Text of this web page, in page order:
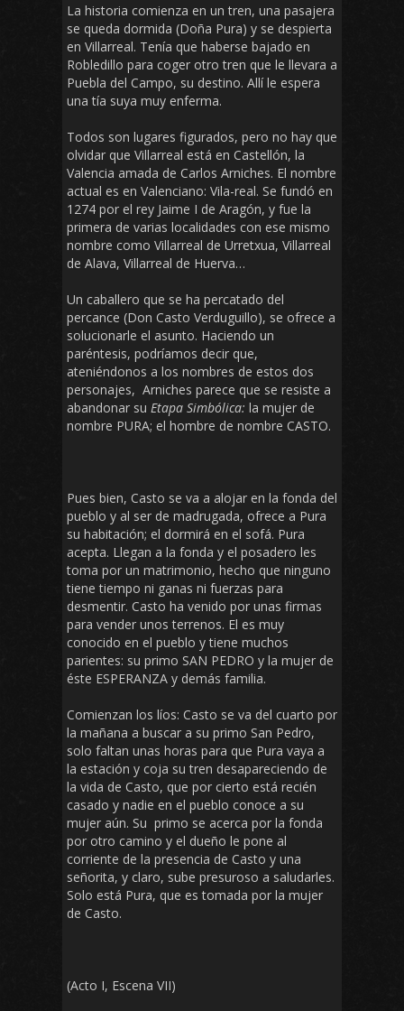
La historia comienza en un tren, una pasajera
se queda dormida (Doña Pura) y se despierta
en Villarreal. Tenía que haberse bajado en
Robledillo para coger otro tren que le llevara a
Puebla del Campo, su destino. Allí le espera
una tía suya muy enferma.
Todos son lugares figurados, pero no hay que
olvidar que Villarreal está en Castellón, la
Valencia amada de Carlos Arniches. El nombre
actual es en Valenciano: Vila-real. Se fundó en
1274 por el rey Jaime I de Aragón, y fue la
primera de varias localidades con ese mismo
nombre como Villarreal de Urretxua, Villarreal
de Alava, Villarreal de Huerva…
Un caballero que se ha percatado del
percance (Don Casto Verduguillo), se ofrece a
solucionarle el asunto. Haciendo un
paréntesis, podríamos decir que,
ateniéndonos a los nombres de estos dos
personajes, Arniches parece que se resiste a
abandonar su Etapa Simbólica: la mujer de
nombre PURA; el hombre de nombre CASTO.
Pues bien, Casto se va a alojar en la fonda del
pueblo y al ser de madrugada, ofrece a Pura
su habitación; el dormirá en el sofá. Pura
acepta. Llegan a la fonda y el posadero les
toma por un matrimonio, hecho que ninguno
tiene tiempo ni ganas ni fuerzas para
desmentir. Casto ha venido por unas firmas
para vender unos terrenos. El es muy
conocido en el pueblo y tiene muchos
parientes: su primo SAN PEDRO y la mujer de
éste ESPERANZA y demás familia.
Comienzan los líos: Casto se va del cuarto por
la mañana a buscar a su primo San Pedro,
solo faltan unas horas para que Pura vaya a
la estación y coja su tren desapareciendo de
la vida de Casto, que por cierto está recién
casado y nadie en el pueblo conoce a su
mujer aún. Su primo se acerca por la fonda
por otro camino y el dueño le pone al
corriente de la presencia de Casto y una
señorita, y claro, sube presuroso a saludarles.
Solo está Pura, que es tomada por la mujer
de Casto.
(Acto I, Escena VII)